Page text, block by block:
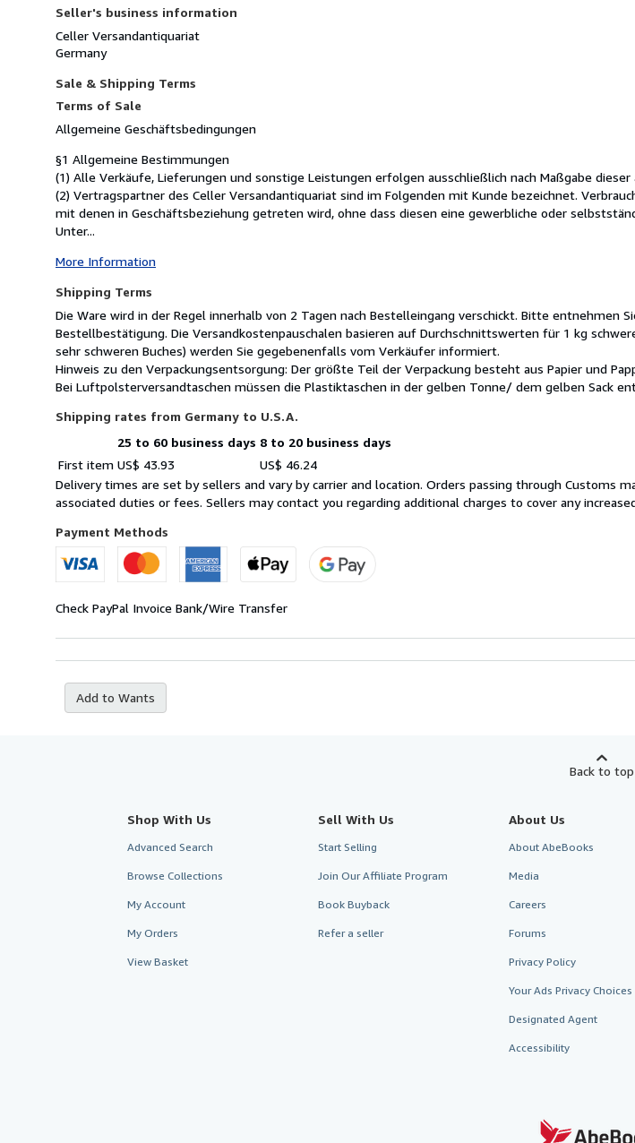
Seller's business information
Celler Versandantiquariat
Germany
Sale & Shipping Terms
Terms of Sale
Allgemeine Geschäftsbedingungen
§1 Allgemeine Bestimmungen
(1) Alle Verkäufe, Lieferungen und sonstige Leistungen erfolgen ausschließlich nach Maßgabe
(2) Vertragspartner des Celler Versandantiquariat sind im Folgenden mit Kunde bezeichnet.
mit denen in Geschäftsbeziehung getreten wird, ohne dass diesen eine gewerbliche oder
Unter...
More Information
Shipping Terms
Die Ware wird in der Regel innerhalb von 2 Tagen nach Bestelleingang verschickt. Bitte entnehmen
Bestellbestätigung. Die Versandkostenpauschalen basieren auf Durchschnittswerten für 1 kg
sehr schweren Buches) werden Sie gegebenenfalls vom Verkäufer informiert.
Hinweis zu den Verpackungsentsorgung: Der größte Teil der Verpackung besteht aus Papier und
Bei Luftpolsterversandtaschen müssen die Plastiktaschen in der gelben Tonne/ dem gelben Sack
Shipping rates from Germany to U.S.A.
Shipping
rates
Germany
to
quantity
25 to 60 business days 8 to 20 business days
First item US$ 43.93
US$ 46.24
Delivery times are set by sellers and vary by carrier and location. Orders passing through Customs
associated duties or fees. Sellers may contact you regarding additional charges to cover any
Payment Methods
Check PayPal Invoice Bank/Wire Transfer
Add to Wants
Back to top
Shop With Us
Advanced Search
Browse Collections
My Account
My Orders
View Basket
Sell With Us
Start Selling
Join Our Affiliate Program
Book Buyback
Refer a seller
About Us
About AbeBooks
Media
Careers
Forums
Privacy Policy
Your Ads Privacy Choices
Designated Agent
Accessibility